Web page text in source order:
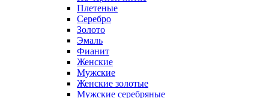
Плетеные
Серебро
Золото
Эмаль
Фианит
Женские
Мужские
Женские золотые
Мужские серебряные